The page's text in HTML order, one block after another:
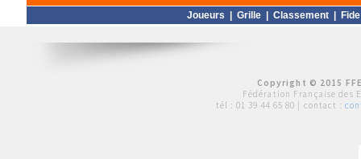
Joueurs Grille Classement Fide
Copyright © 2015
Fédération Française des
tél : 01 39 44 65 80 | contact :